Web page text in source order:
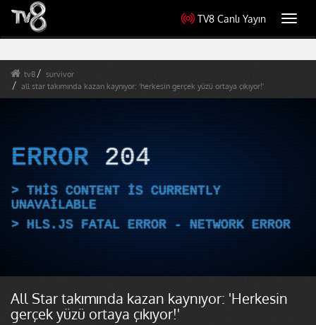
TV8 Canlı Yayın
tv8
survivor
all star takımında kazan kaynıyor: 'herkesin gerçek yüzü ortaya çıkıyor!'
ERROR 204
THIS CONTENT IS CURRENTLY
UNAVAILABLE
HLS.JS FATAL ERROR - NETWORK ERROR
All Star takımında kazan kaynıyor: 'Herkesin
gerçek yüzü ortaya çıkıyor!'